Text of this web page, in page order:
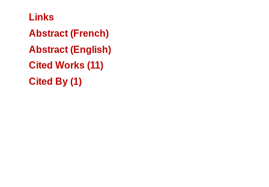
Links
Abstract (French)
Abstract (English)
Cited Works (11)
Cited By (1)